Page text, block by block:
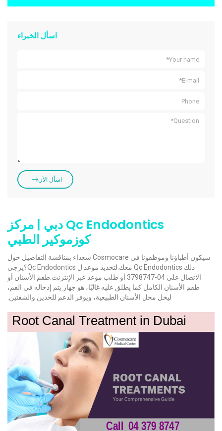
اسأل الخبراء
اسأل الآن
Qc Endodontics دبي | مركز
كوزموكير الطبي
سيكون أطباؤنا وموظفونا في Cosmocare سعداء بمناقشة التفاصيل حول
ذلك Qc Endodontics معك.لتحديد موعد ل Qc Endodontics؟يرجى
الاتصال على 04-3798747 أو طلب موعد عبر الإنترنت.طقم الأسنان أو
طقم الأسنان الكامل كما يطلق عليه غالبًا، هو جهاز يتم إدخاله في الفم،
ليحل محل الأسنان الطبيعية، ويوفر الدعم للخدين والشفتين.